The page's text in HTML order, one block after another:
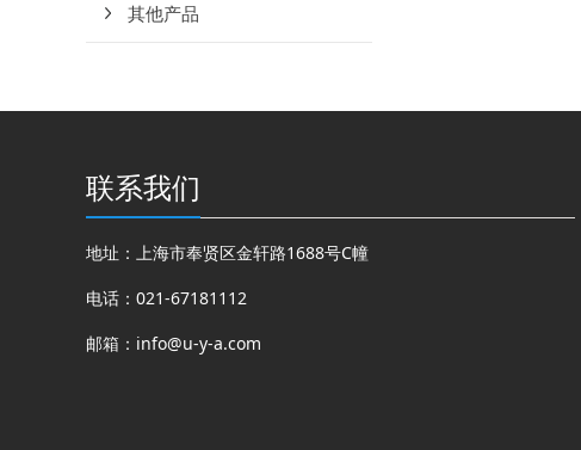
其他产品
联系我们
地址：上海市奉贤区金轩路1688号C幢
电话：021-67181112
邮箱： info@u-y-a.com